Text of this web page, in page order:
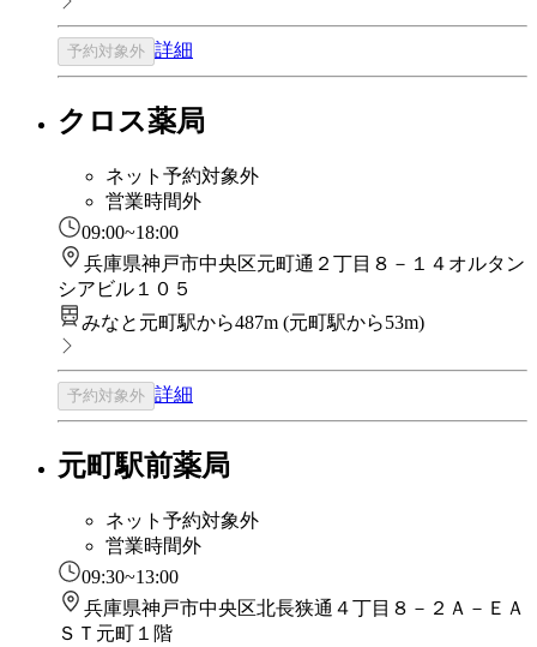
予約対象外 詳細
クロス薬局
ネット予約対象外
営業時間外
09:00~18:00
兵庫県神戸市中央区元町通２丁目８－１４オルタン
シアビル１０５
みなと元町駅から487m (元町駅から53m)
予約対象外 詳細
元町駅前薬局
ネット予約対象外
営業時間外
09:30~13:00
兵庫県神戸市中央区北長狭通４丁目８－２Ａ－ＥＡ
ＳＴ元町１階